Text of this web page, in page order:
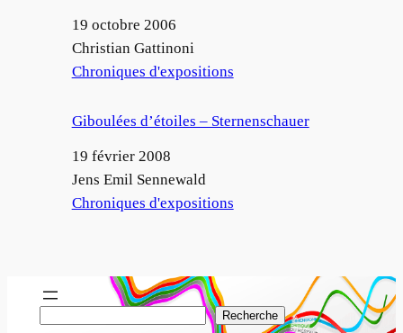
Date
19 octobre 2006
Auteur
Christian Gattinoni
Par rapport à
Chroniques d'expositions
Giboulées d’étoiles – Sternenschauer
Date
19 février 2008
Auteur
Jens Emil Sennewald
Par rapport à
Chroniques d'expositions
Recherche